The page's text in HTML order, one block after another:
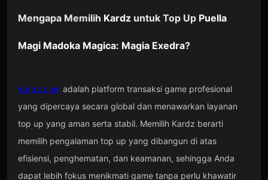
Mengapa Memilih Kardzuntuk Top Up Puella
Magi Madoka Magica: Magia Exedra?
Kardz.com adalah platform transaksi game profesional
yang dipercaya secara global dan menawarkan layanan
top up yang aman serta stabil. Memilih Kardz berarti
memilih pengalaman top up yang dibangun di atas
efisiensi, penghematan, dan keamanan, sehingga Anda
dapat lebih fokus menikmati game tanpa perlu khawatir